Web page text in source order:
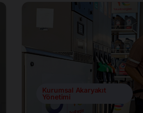
Kurumsal Akaryakıt
Yönetimi